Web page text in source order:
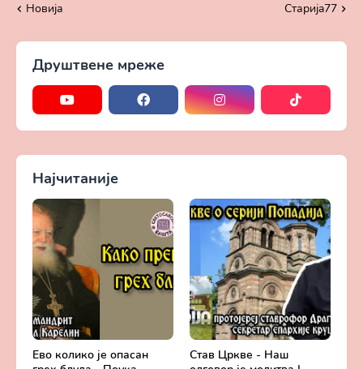
Новија
Старијa77
Друштвене мреже
Најчитаније
Ево колико је опасан
Став Цркве - Наш